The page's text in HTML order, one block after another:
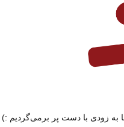
به زودی با دست پر برمی‌گردیم :)